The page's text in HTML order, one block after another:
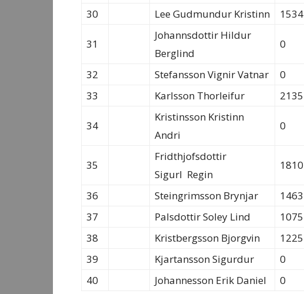
30
Lee Gudmundur Kristinn 1534
31
Johannsdottir Hildur
Berglind
0
32 Stefansson Vignir Vatnar 0
33
Karlsson Thorleifur 2135
34
Kristinsson Kristinn
Andri
0
35
Fridthjofsdottir
Sigurl Regin
1810
36 Steingrimsson Brynjar 1463
37
Palsdottir Soley Lind 1075
38
Kristbergsson Bjorgvin 1225
39
Kjartansson Sigurdur 0
40
Johannesson Erik Daniel 0